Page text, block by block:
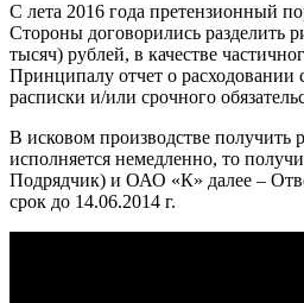
С лета 2016 года претензионный
Стороны договорились разделить
тысяч) рублей, в качестве
Принципалу отчет о расходовании
расписки и/или срочного
В исковом производстве получить
исполняется немедленно, то
Подрядчик) и ОАО «К» далее –
срок до 14.06.2014 г.